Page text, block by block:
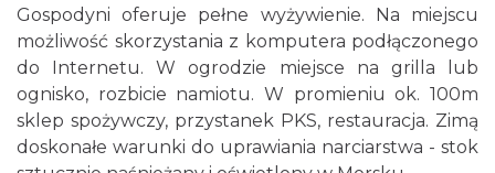
Gospodyni oferuje pełne wyżywienie. Na miejscu
możliwość skorzystania z komputera podłączonego
do Internetu. W ogrodzie miejsce na grilla lub
ognisko, rozbicie namiotu. W promieniu ok. 100m
sklep spożywczy, przystanek PKS, restauracja. Zimą
doskonałe warunki do uprawiania narciarstwa - stok